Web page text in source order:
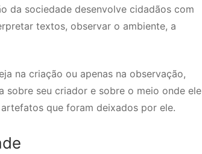
da sociedade desenvolve cidadãos com
textos, observar o ambiente, a
na criação ou apenas na observação,
sobre seu criador e sobre o meio onde ele
que foram deixados por ele.